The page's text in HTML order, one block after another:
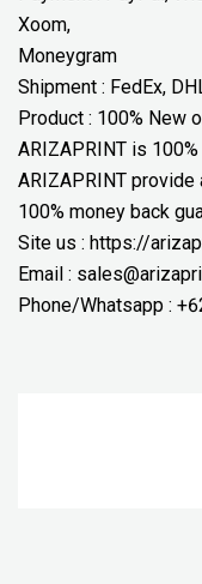
Xoom,
Moneygram
Shipment : FedEx,
Product : 100% New
ARIZAPRINT is
ARIZAPRINT provide
100% money back
Site us : https://
Email :
Phone/Whatsapp :